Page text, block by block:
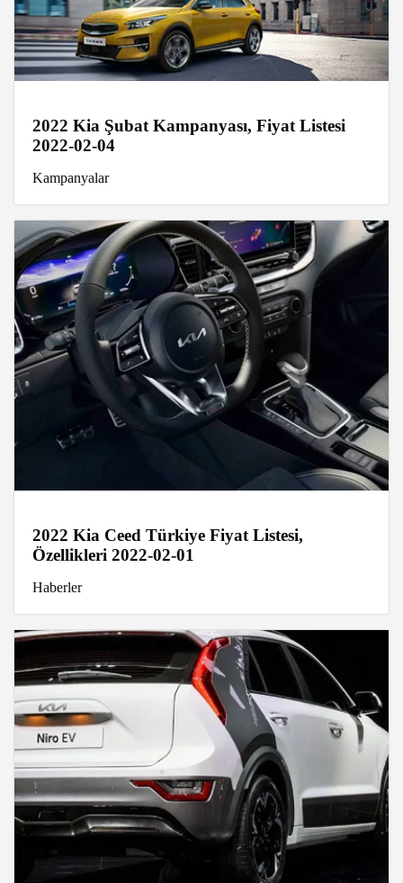
2022 Kia Şubat Kampanyası, Fiyat Listesi
2022-02-04
Kampanyalar
2022 Kia Ceed Türkiye Fiyat Listesi,
Özellikleri 2022-02-01
Haberler